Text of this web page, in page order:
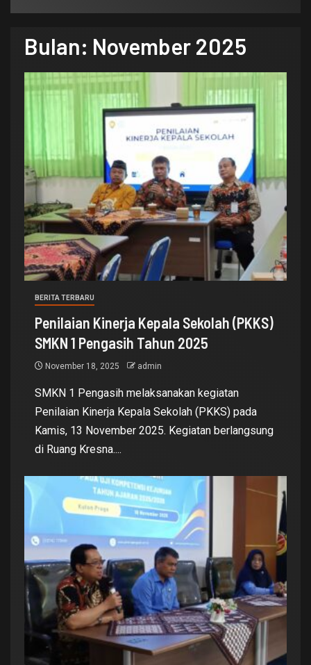
Bulan: November 2025
BERITA TERBARU
Penilaian Kinerja Kepala Sekolah (PKKS)
SMKN 1 Pengasih Tahun 2025
November 18, 2025 admin
SMKN 1 Pengasih melaksanakan kegiatan
Penilaian Kinerja Kepala Sekolah (PKKS) pada
Kamis, 13 November 2025. Kegiatan berlangsung
di Ruang Kresna....